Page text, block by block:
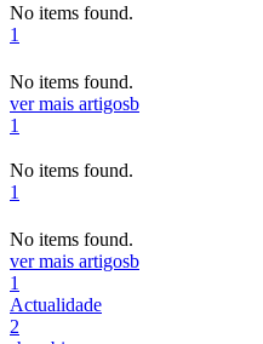
No items found.
1
No items found.
ver mais artigosb
1
No items found.
1
No items found.
ver mais artigosb
1
Actualidade
2